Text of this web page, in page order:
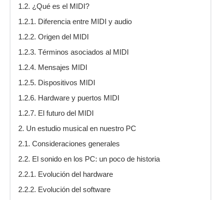
1.2. ¿Qué es el MIDI?
1.2.1. Diferencia entre MIDI y audio
1.2.2. Origen del MIDI
1.2.3. Términos asociados al MIDI
1.2.4. Mensajes MIDI
1.2.5. Dispositivos MIDI
1.2.6. Hardware y puertos MIDI
1.2.7. El futuro del MIDI
2. Un estudio musical en nuestro PC
2.1. Consideraciones generales
2.2. El sonido en los PC: un poco de historia
2.2.1. Evolución del hardware
2.2.2. Evolución del software